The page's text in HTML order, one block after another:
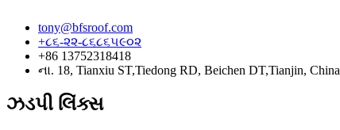
tony@bfsroof.com
+૮૬-૨૨-૮૬૮૬૫૯૦૨
+86 13752318418
ના. 18, Tianxiu ST,Tiedong RD, Beichen DT,Tianjin, China
ઝડપી લિંક્સ